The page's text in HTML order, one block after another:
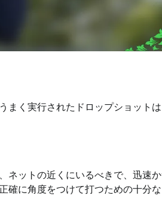
まく実行されたドロップショット
ネットの近くにいるべきで、迅速
確に角度をつけて打つための十分